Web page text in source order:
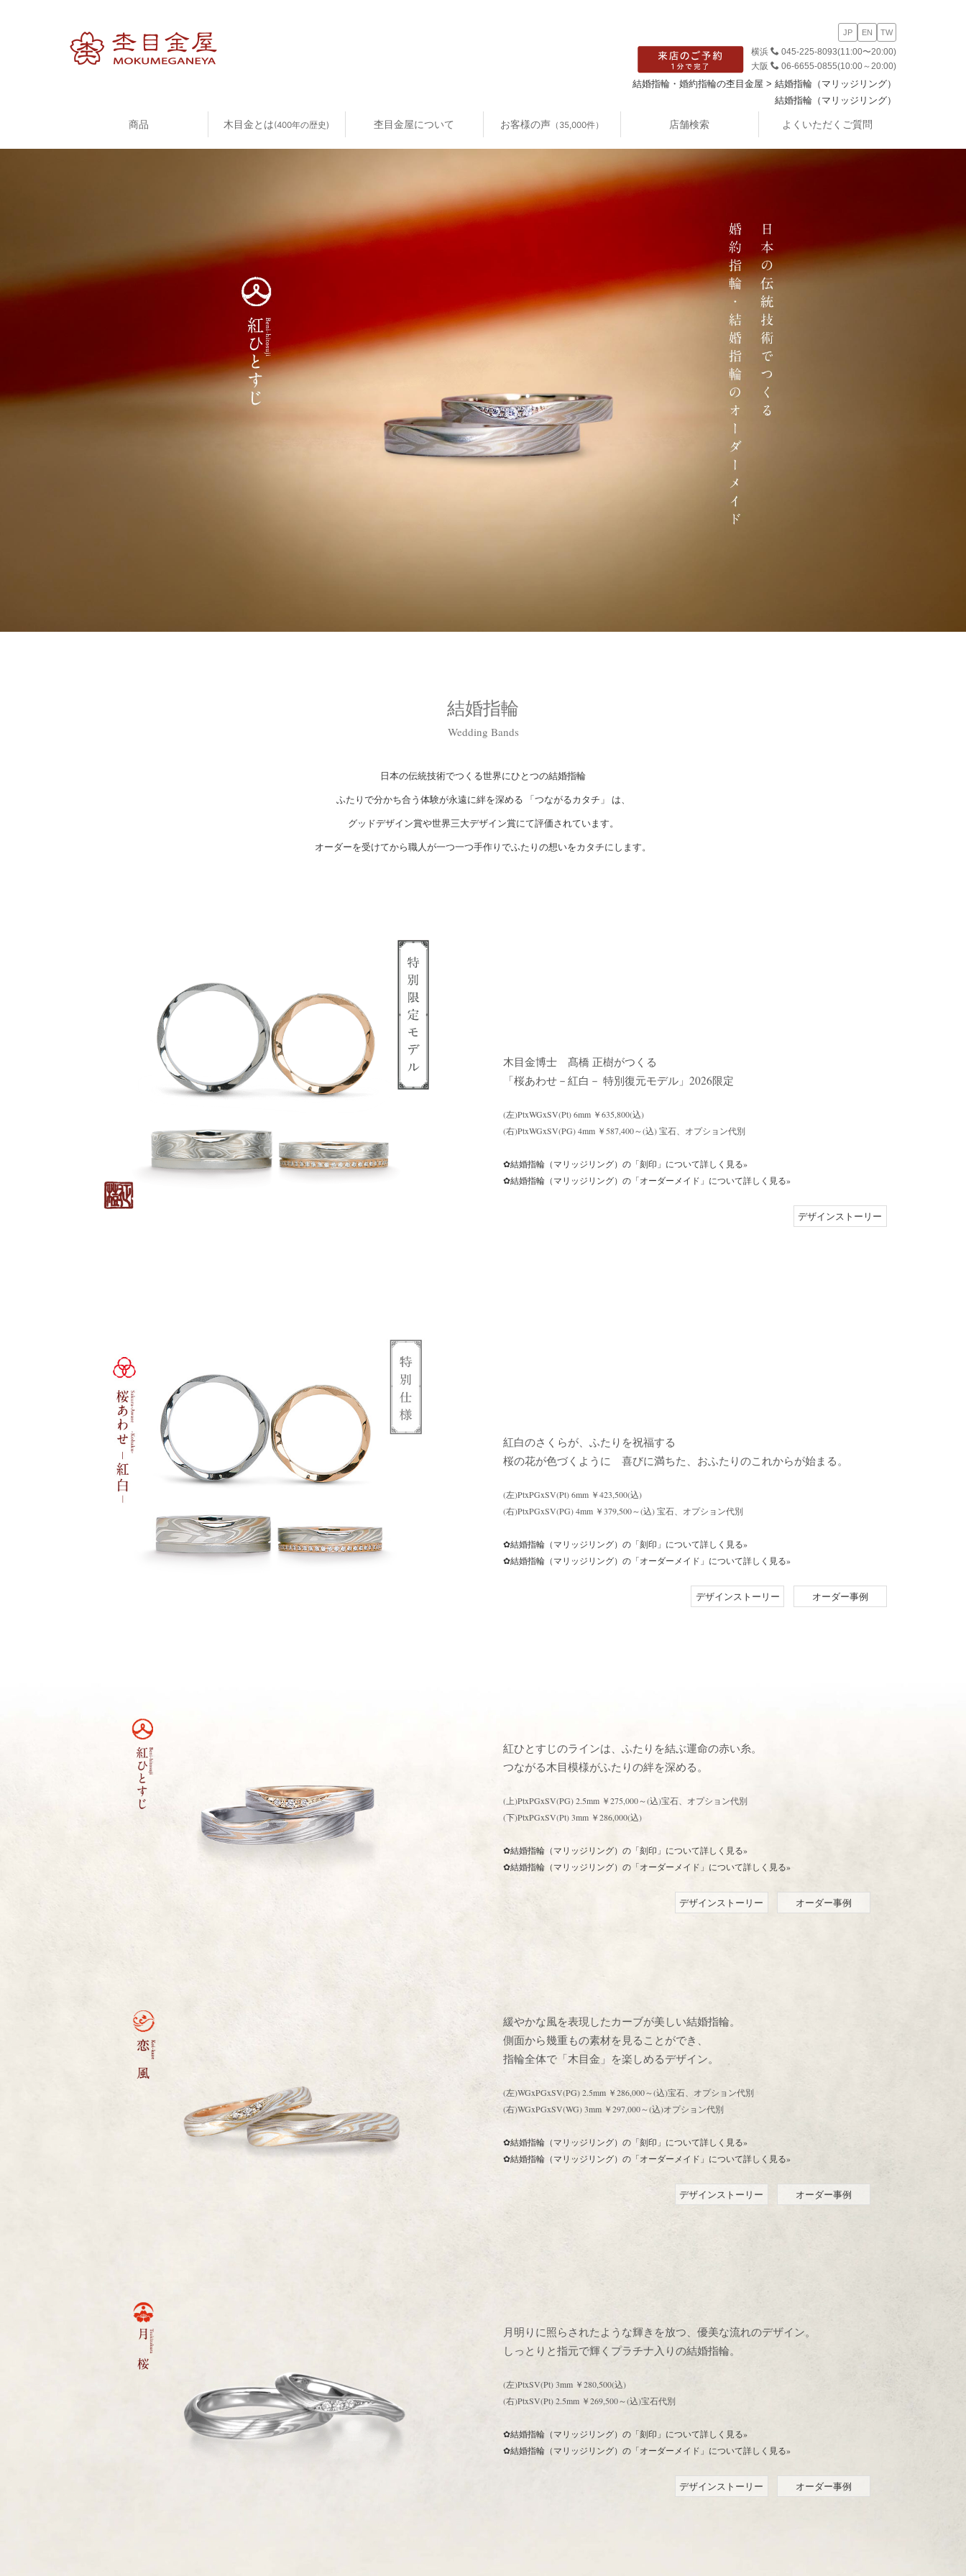
JP EN TW
横浜 045-225-8093(11:00〜20:00)
大阪
06-6655-0855(10:00～20:00)
結婚指輪・婚約指輪の杢目金屋 > 結婚指輪（マリッジリング）
結婚指輪（マリッジリング）
商品 木目金とは(400年の歴史) 杢目金屋について お客様の声 （35,000件） 店舗検索 よくいただくご質問
結婚指輪
Wedding Bands
日本の伝統技術でつくる世界にひとつの結婚指輪
ふたりで分かち合う体験が永遠に絆を深める 「つながるカタチ」 は、
グッドデザイン賞や世界三大デザイン賞にて評価されています。
オーダーを受けてから職人が一つ一つ手作りでふたりの想いをカタチにします。
木目金博士 髙橋 正樹がつくる
「桜あわせ－紅白－ 特別復元モデル」2026限定
(左)PtxWGxSV(Pt) 6mm ￥635,800(込)
(右)PtxWGxSV(PG) 4mm ￥587,400～(込) 宝石、オプション代別
✿結婚指輪（マリッジリング）の「刻印」について詳しく見る»
✿結婚指輪（マリッジリング）の「オーダーメイド」について詳しく見る»
デザインストーリー
紅白のさくらが、ふたりを祝福する
桜の花が色づくように 喜びに満ちた、おふたりのこれからが始まる。
(左)PtxPGxSV(Pt) 6mm ￥423,500(込)
(右)PtxPGxSV(PG) 4mm ￥379,500～(込) 宝石、オプション代別
✿結婚指輪（マリッジリング）の「刻印」について詳しく見る»
✿結婚指輪（マリッジリング）の「オーダーメイド」について詳しく見る»
デザインストーリー オーダー事例
紅ひとすじのラインは、ふたりを結ぶ運命の赤い糸。
つながる木目模様がふたりの絆を深める。
(上)PtxPGxSV(PG) 2.5mm ￥275,000～(込)宝石、オプション代別
(下)PtxPGxSV(Pt) 3mm ￥286,000(込)
✿結婚指輪（マリッジリング）の「刻印」について詳しく見る»
✿結婚指輪（マリッジリング）の「オーダーメイド」について詳しく見る»
デザインストーリー オーダー事例
緩やかな風を表現したカーブが美しい結婚指輪。
側面から幾重もの素材を見ることができ、
指輪全体で「木目金」を楽しめるデザイン。
(左)WGxPGxSV(PG) 2.5mm ￥286,000～(込)宝石、オプション代別
(右)WGxPGxSV(WG) 3mm ￥297,000～(込)オプション代別
✿結婚指輪（マリッジリング）の「刻印」について詳しく見る»
✿結婚指輪（マリッジリング）の「オーダーメイド」について詳しく見る»
デザインストーリー オーダー事例
月明りに照らされたような輝きを放つ、優美な流れのデザイン。
しっとりと指元で輝くプラチナ入りの結婚指輪。
(左)PtxSV(Pt) 3mm ￥280,500(込)
(右)PtxSV(Pt) 2.5mm ￥269,500～(込)宝石代別
✿結婚指輪（マリッジリング）の「刻印」について詳しく見る»
✿結婚指輪（マリッジリング）の「オーダーメイド」について詳しく見る»
デザインストーリー オーダー事例